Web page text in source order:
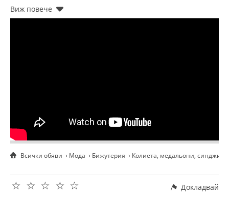
Гаранция:
Всички обяви Мода Бижутерия Колиета, медальони, синджири
☆
☆
☆
☆
☆ Докладвай